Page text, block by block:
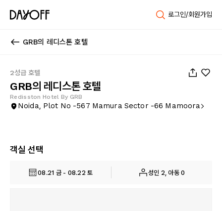
로그인/회원가입
GRB의 레디스톤 호텔
2성급 호텔
GRB의 레디스톤 호텔
Redisston Hotel By GRB
Noida, Plot No -567 Mamura Sector -66 Mamoora
객실 선택
08.21 금 - 08.22 토 성인 2, 아동 0